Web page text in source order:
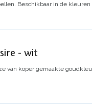
Beschikbaar in de
- wit
van koper gemaakte